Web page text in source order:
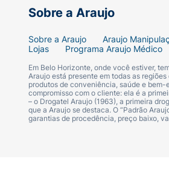
Remova a
O tratamento com
Quais os efeitos
O Fortéo é um
náuseas leves e
Sobre a Araujo
Sobre a Araujo Araujo
Lojas
Programa Araujo Médico
Em Belo Horizonte, onde você estiver,
Araujo está presente em todas as
produtos de conveniência, saúde e bem-
compromisso com o cliente: ela é a
– o Drogatel Araujo (1963), a primeira
que a Araujo se destaca. O “Padrão
garantias de procedência, preço baixo,